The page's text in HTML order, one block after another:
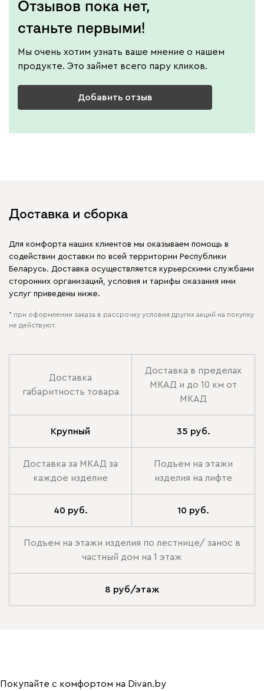
Отзывов пока нет,
станьте первыми!
Мы очень хотим узнать ваше мнение о нашем
продукте. Это займет всего пару кликов.
Добавить отзыв
Доставка и сборка
Для комфорта наших клиентов мы оказываем помощь в
содействии доставки по всей территории Республики
Беларусь. Доставка осуществляется курьерскими службами
сторонних организаций, условия и тарифы оказания ими
услуг приведены ниже.
* при оформлении заказа в рассрочку условия других акций на покупку
не действуют.
Доставка
габаритность товара
Доставка в пределах
МКАД и до 10 км от
МКАД
Крупный 35 руб.
Доставка за МКАД за
каждое изделие
Подъем на этажи
изделия на лифте
40 руб. 10 руб.
Подъем на этажи изделия по лестнице/ занос в
частный дом на 1 этаж
8 руб/этаж
Покупайте с комфортом на Divan.by